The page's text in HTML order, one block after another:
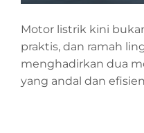
Motor listrik kini
praktis, dan ramah
menghadirkan dua
yang andal dan